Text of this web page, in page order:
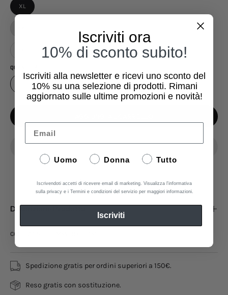
XL
QUANTITÀ
Aggiungi ai Preferiti
Descrizione Prodotto
COLLEZIONE: PRIMAVERA ESTATE
Spedizione gratis per ordini superiori a 150€.
Reso gratis con sostituzione.
Iscriviti ora
10% di sconto subito!
Iscriviti alla newsletter e ricevi uno sconto del
10% su una selezione di prodotti. Rimani
aggiornato sulle ultime promozioni e novità!
Email
Uomo Donna Tutto
Iscrivendoti accetti di ricevere email di marketing. Visualizza l'informativa
sulla privacy e i Termini e condizioni del servizio per maggiori informazioni.
Iscriviti